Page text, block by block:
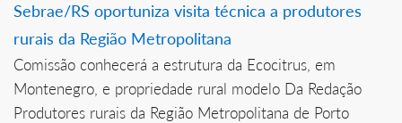
Sebrae/RS oportuniza visita técnica a produtores
rurais da Região Metropolitana
Comissão conhecerá a estrutura da Ecocitrus, em
Montenegro, e propriedade rural modelo Da Redação
Produtores rurais da Região Metropolitana de Porto